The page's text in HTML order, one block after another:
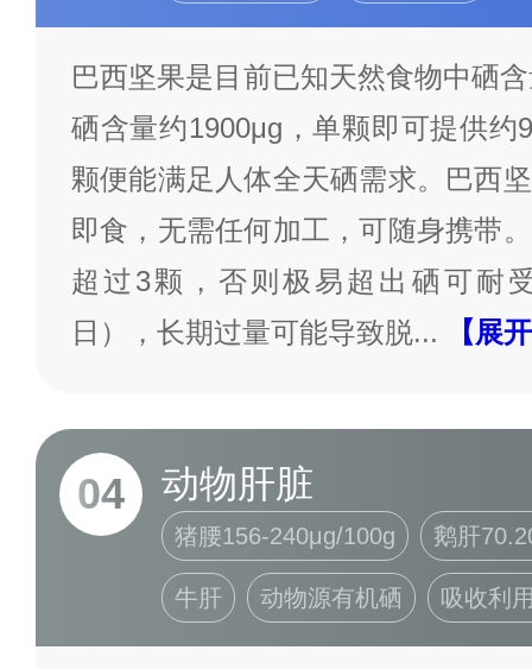
巴西坚果是目前已知天然食物中硒
硒含量约1900μg，单颗即可提供约
颗便能满足人体全天硒需求。巴西
即食，无需任何加工，可随身携带
超过3颗，否则极易超出硒可耐
日），长期过量可能导致脱... 【展
04 动物肝脏
猪腰156-240μg/100g 鹅肝
牛肝 动物源有机硒 吸收利